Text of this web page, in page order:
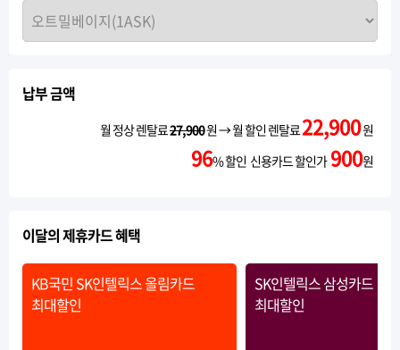
납부 금액
월 정상 렌탈료27,900원 → 월 할인 렌탈료22,900원
96% 할인 신용카드 할인가 900원
이달의 제휴카드 혜택
KB국민 SK인텔릭스 올림카드
최대할인
SK인텔릭스 삼성카드
최대할인